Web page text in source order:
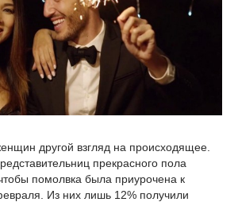
другой взгляд на происходящее.
прекрасного пола
помолвка была приурочена к
Из них лишь 12% получили